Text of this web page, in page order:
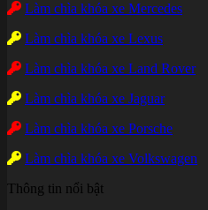
Làm chìa khóa xe Mercedes
Làm chìa khóa xe Lexus
Làm chìa khóa xe Land Rover
Làm chìa khóa xe Jaguar
Làm chìa khóa xe Porsche
Làm chìa khóa xe Volkswagen
Thông tin nổi bật